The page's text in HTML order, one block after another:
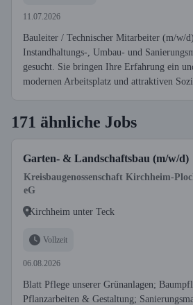
11.07.2026
Bauleiter / Technischer Mitarbeiter (m/w/
Instandhaltungs-, Umbau- und
gesucht. Sie bringen Ihre Erfahrung ein
modernen Arbeitsplatz und attraktiven
171 ähnliche Jobs
Garten- & Landschaftsbau (m/w/d)
Kreisbaugenossenschaft Kirchheim-
eG
Kirchheim unter Teck
Vollzeit
06.08.2026
Blatt Pflege unserer Grünanlagen;
Pflanzarbeiten & Gestaltung;